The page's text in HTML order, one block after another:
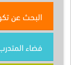
البحث عن
فضاء